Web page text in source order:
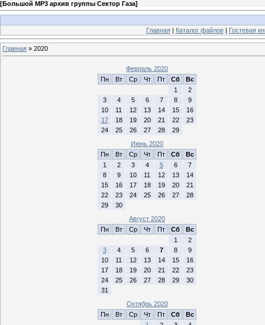
[Большой MP3 архив группы Сектор Газа]
Главная| Каталог файлов| Гостевая
Главная » 2020
Февраль 2020
Пн
Вт Ср Чт Пт Сб
Вс
1
2
3
4 5 6 7 8
9
10
11 12 13 14 15
16
17
18 19 20 21 22
23
24
25 26 27 28
29
Июнь 2020
Пн
Вт Ср Чт Пт Сб
Вс
1
2 3 4 5 6
7
8
9 10 11 12 13
14
15
16 17 18 19 20
21
22
23 24 25 26 27
28
29
30
Август 2020
Пн
Вт Ср Чт Пт Сб
Вс
1
2
3
4 5 6 7 8
9
10
11 12 13 14 15
16
17
18 19 20 21 22
23
24
25 26 27 28 29
30
31
Октябрь 2020
Пн
Вт Ср Чт Пт Сб
Вс